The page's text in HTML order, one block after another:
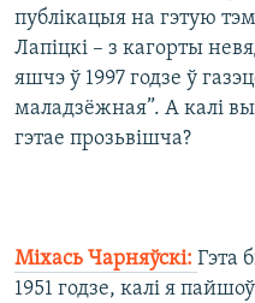
публікацыя на гэтую
Лапіцкі – з кагорты
яшчэ ў 1997 годзе ў
маладзёжная”. А калі
гэтае прозьвішча?
Міхась Чарняўскі: Гэта
1951 годзе, калі я